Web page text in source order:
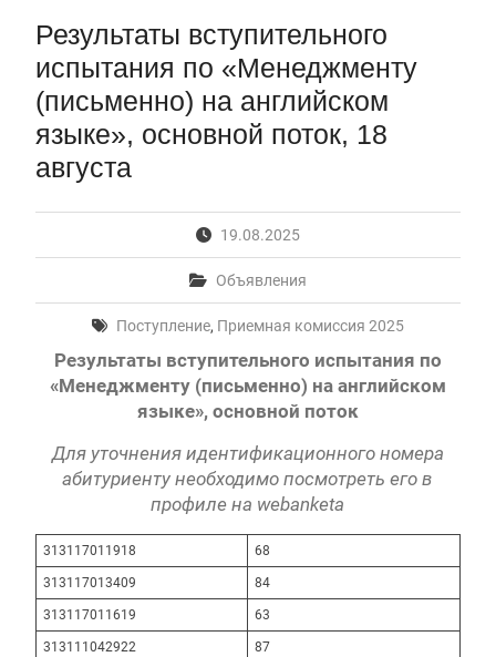
Вячеслав Никонов в программе «Большая игра» —
Первый канал, 27.07.2026. Часть 1-2
Конкурсные списки лиц, прошедших
вступительные испытания в МГУ имени
М.В.Ломоносова в 2026 году по каждому
конкурсу (ранжированные списки поступающих)
Вячеслав Никонов в программе «Большая игра» —
Вячеслав Никонов в программе «Большая игра» —
Первый канал, 06.08.2026. Часть 1-3
Результаты вступительного
испытания по «Менеджменту
(письменно) на английском
языке», основной поток, 18
августа
19.08.2025
Объявления
Поступление, Приемная комиссия 2025
Результаты вступительного испытания по
«Менеджменту (письменно) на английском
языке», основной поток
Для уточнения идентификационного номера
абитуриенту необходимо посмотреть его в
профиле на webanketa
313117011918 68
313117013409 84
313117011619 63
313111042922 87